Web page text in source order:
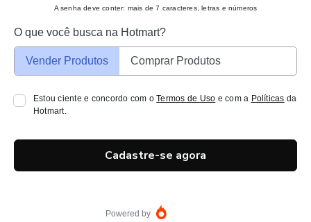
A senha deve conter: mais de 7 caracteres, letras e números
O que você busca na Hotmart?
Vender Produtos Comprar Produtos
Estou ciente e concordo com oTermos de Uso e com a Políticas da
Hotmart.
Cadastre-se agora
Powered by